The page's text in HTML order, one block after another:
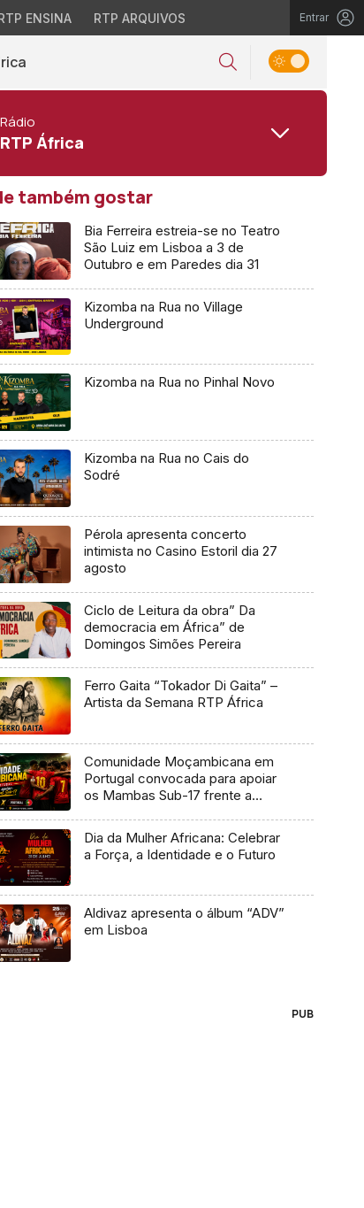
ENSINA RTP ARQUIVOS Entrar
Rádio
RTP África
também gostar
Bia Ferreira estreia-se no Teatro
São Luiz em Lisboa a 3 de
Outubro e em Paredes dia 31
Kizomba na Rua no Village
Underground
Kizomba na Rua no Pinhal Novo
Kizomba na Rua no Cais do
Sodré
Pérola apresenta concerto
intimista no Casino Estoril dia 27
agosto
Ciclo de Leitura da obra” Da
democracia em África” de
Domingos Simões Pereira
Ferro Gaita “Tokador Di Gaita” –
Artista da Semana RTP África
Comunidade Moçambicana em
Portugal convocada para apoiar
os Mambas Sub-17 frente a
Dia da Mulher Africana: Celebrar
a Força, a Identidade e o Futuro
Aldivaz apresenta o álbum “ADV”
em Lisboa
PUB